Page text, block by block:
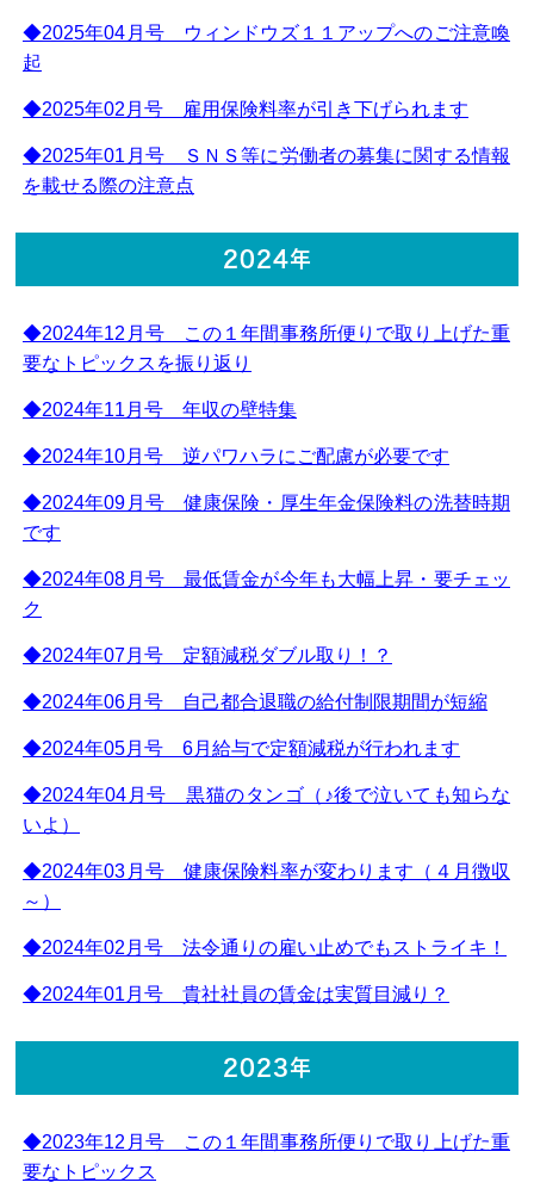
◆2025年04月号 ウィンドウズ１１アップへのご注意喚
起
◆2025年02月号 雇用保険料率が引き下げられます
◆2025年01月号 ＳＮＳ等に労働者の募集に関する情報
を載せる際の注意点
2024年
◆2024年12月号 この１年間事務所便りで取り上げた重
要なトピックスを振り返り
◆2024年11月号 年収の壁特集
◆2024年10月号 逆パワハラにご配慮が必要です
◆2024年09月号 健康保険・厚生年金保険料の洗替時期
です
◆2024年08月号 最低賃金が今年も大幅上昇・要チェッ
ク
◆2024年07月号 定額減税ダブル取り！？
◆2024年06月号 自己都合退職の給付制限期間が短縮
◆2024年05月号 6月給与で定額減税が行われます
◆2024年04月号 黒猫のタンゴ（♪後で泣いても知らな
いよ）
◆2024年03月号 健康保険料率が変わります（４月徴収
～）
◆2024年02月号 法令通りの雇い止めでもストライキ！
◆2024年01月号 貴社社員の賃金は実質目減り？
2023年
◆2023年12月号 この１年間事務所便りで取り上げた重
要なトピックス